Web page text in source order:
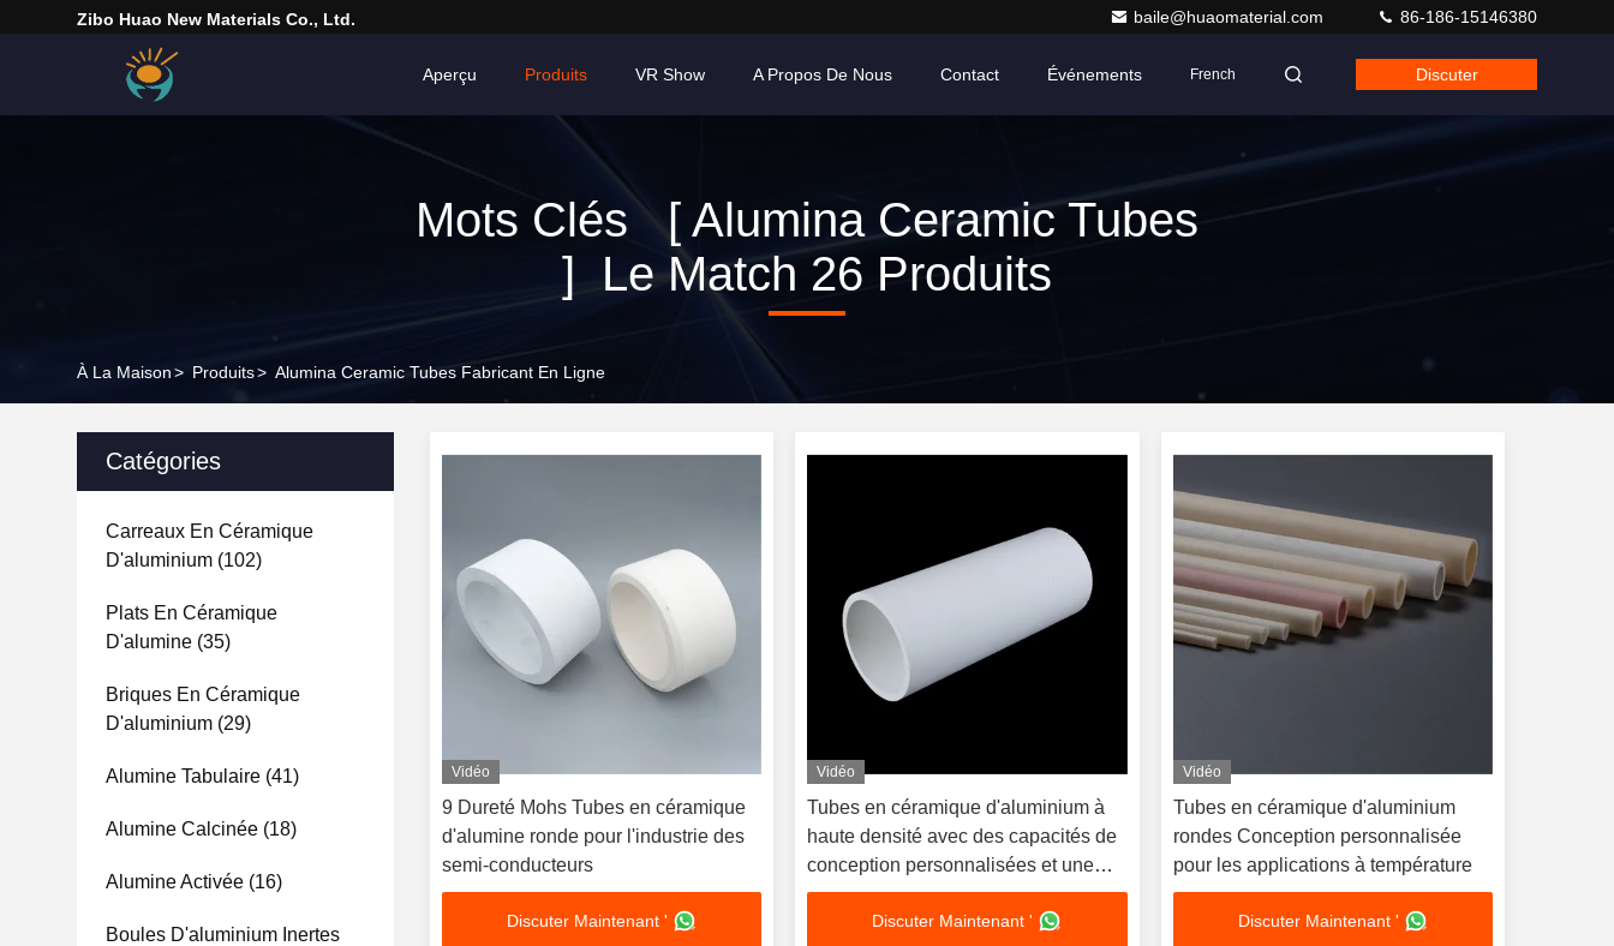
Zibo Huao New Materials Co., Ltd. baile@huaomaterial.com 86-186-15146380
Aperçu Produits VR Show A Propos De Nous Contact Événements French Discuter
Mots Clés [ Alumina Ceramic Tubes
] Le Match 26 Produits
À La Maison> Produits> Alumina Ceramic Tubes Fabricant En Ligne
Catégories
Carreaux En Céramique
D'aluminium (102)
Plats En Céramique
D'alumine (35)
Briques En Céramique
D'aluminium (29)
Alumine Tabulaire (41)
Alumine Calcinée (18)
Alumine Activée (16)
Boules D'aluminium Inertes
Vidéo
9 Dureté Mohs Tubes en céramique
d'alumine ronde pour l'industrie des
semi-conducteurs
Discuter Maintenant '
Vidéo
Tubes en céramique d'aluminium à
haute densité avec des capacités de
conception personnalisées et une
dureté de 9 Mohs
Discuter Maintenant '
Vidéo
Tubes en céramique d'aluminium
rondes Conception personnalisée
pour les applications à température
Discuter Maintenant '